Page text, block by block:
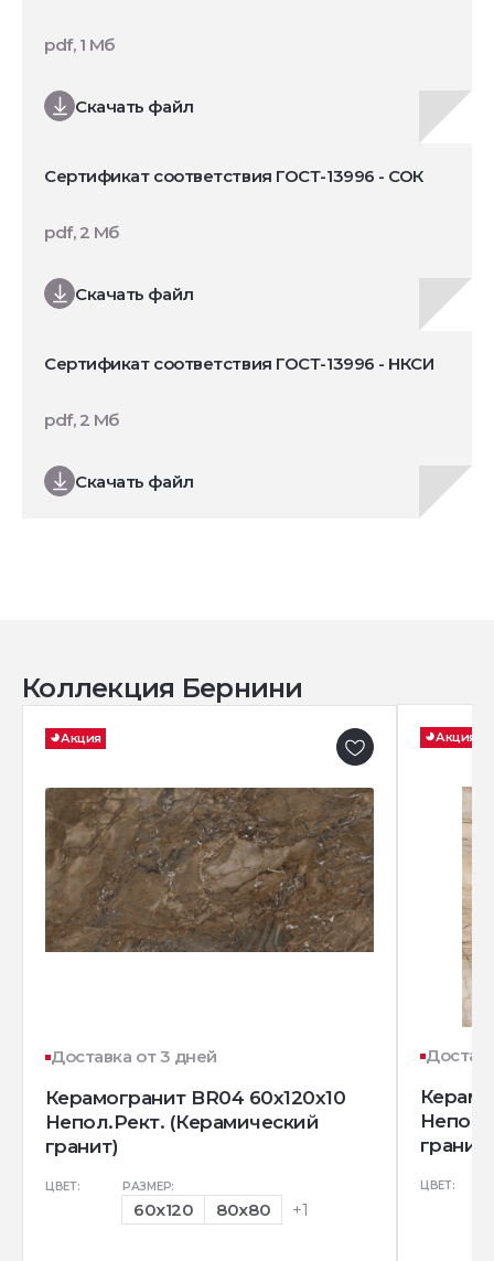
Скачать файл
pdf, 1 Мб
Сертификат соответствия ГОСТ-13996 - СОК
Скачать файл
pdf, 2 Мб
Сертификат соответствия ГОСТ-13996 - НКСИ
Скачать файл
pdf, 2 Мб
Коллекция Бернини
Акция
Доставка от 3 дней
Керамогранит BR04 60x120x10
Непол.Рект. (Керамический
гранит)
ЦВЕТ: РАЗМЕР:
60x120 80x80 +1
Акция
гранит)
ЦВЕТ: